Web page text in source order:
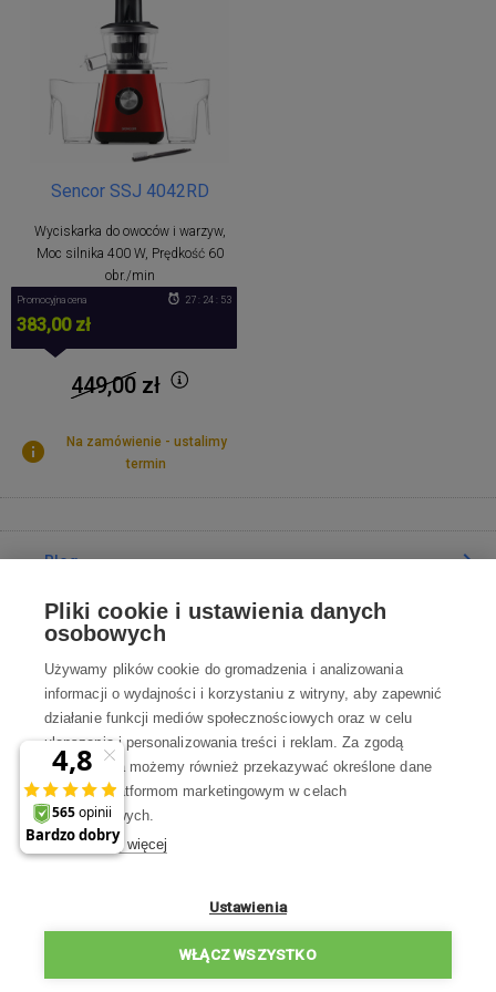
Sencor SSJ 4042RD
Wyciskarka do owoców i warzyw,
Moc silnika 400 W, Prędkość 60
obr./min
Promocyjna cena
383,00 zł
27 : 24 : 53
449,00zł
Na zamówienie - ustalimy
termin
Blog
Poradnia
Wszystko o zakupach
Kontakt
Skontaktuj się z Nami
Pon-Pt 8:00—17:00
WSZYSTKIE KONTAKTY
Pliki cookie i ustawienia danych
osobowych
Używamy plików cookie do gromadzenia i analizowania
informacji o wydajności i korzystaniu z witryny, aby zapewnić
działanie funkcji mediów społecznościowych oraz w celu
ulepszania i personalizowania treści i reklam. Za zgodą
użytkownika możemy również przekazywać określone dane
osobowe platformom marketingowym w celach
marketingowych.
Dowiedz się więcej
Ustawienia
WŁĄCZ WSZYSTKO